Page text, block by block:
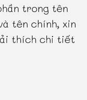
trong tên
tên chính, xin
thích chi tiết